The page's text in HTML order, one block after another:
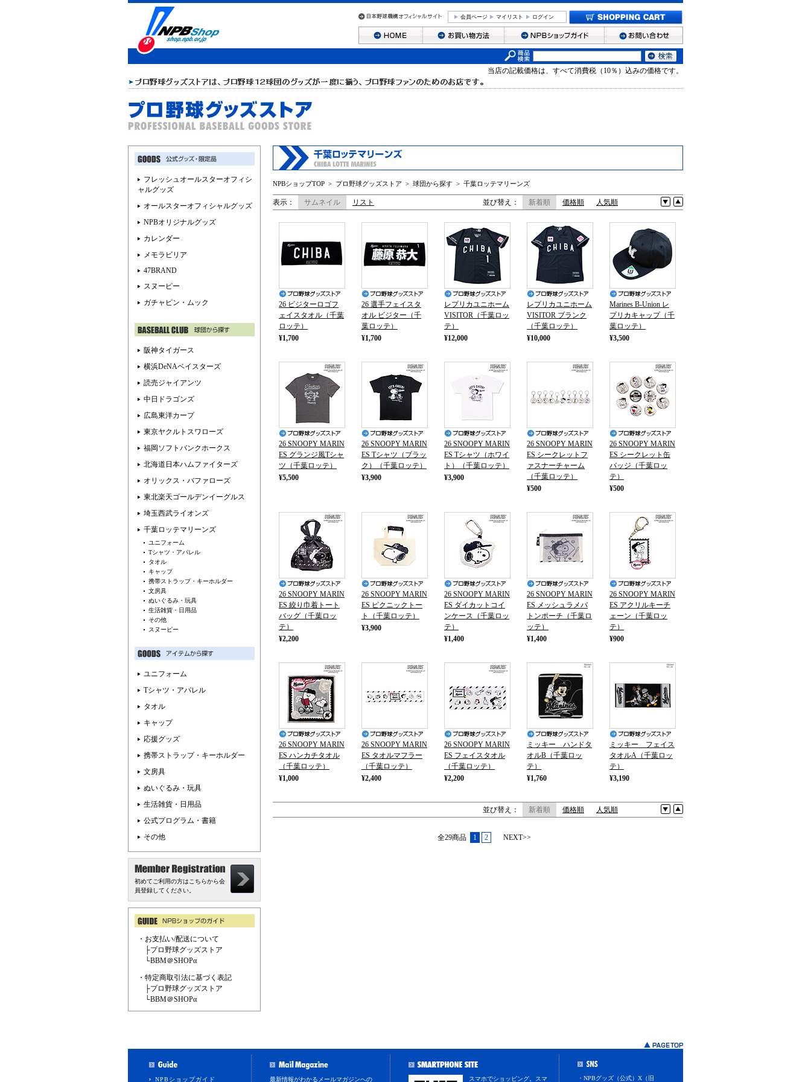
会員ページ マイリスト ログイン
当店の記載価格は、すべて消費税（10％）込みの価格です。
NPBショップTOP > プロ野球グッズストア > 球団から探す > 千葉ロッテマリーンズ
表示： サムネイル リスト 並び替え： 新着順 価格順 人気順
26 ビジターロゴフ
ェイスタオル（千葉
ロッテ）
¥1,700
26 選手フェイスタ
オル ビジター（千
葉ロッテ）
¥1,700
レプリカユニホーム
VISITOR（千葉ロッ
テ）
¥12,000
レプリカユニホーム
VISITOR ブランク
（千葉ロッテ）
¥10,000
Marines B-Union レ
プリカキャップ（千
葉ロッテ）
¥3,500
26 SNOOPY MARIN
ES グランジ風Tシャ
ツ（千葉ロッテ）
¥5,500
26 SNOOPY MARIN
ES Tシャツ（ブラッ
ク）（千葉ロッテ）
¥3,900
26 SNOOPY MARIN
ES Tシャツ（ホワイ
ト）（千葉ロッテ）
¥3,900
26 SNOOPY MARIN
ES シークレットフ
ァスナーチャーム
（千葉ロッテ）
¥500
26 SNOOPY MARIN
ES シークレット缶
バッジ（千葉ロッ
テ）
¥500
26 SNOOPY MARIN
ES 絞り巾着トート
バッグ（千葉ロッ
テ）
¥2,200
26 SNOOPY MARIN
ES ピクニックトー
ト（千葉ロッテ）
¥3,900
26 SNOOPY MARIN
ES ダイカットコイ
ンケース（千葉ロッ
テ）
¥1,400
26 SNOOPY MARIN
ES メッシュラメバ
トンポーチ（千葉ロ
ッテ）
¥1,400
26 SNOOPY MARIN
ES アクリルキーチ
ェーン（千葉ロッ
テ）
¥900
26 SNOOPY MARIN
ES ハンカチタオル
（千葉ロッテ）
¥1,000
26 SNOOPY MARIN
ES タオルマフラー
（千葉ロッテ）
¥2,400
26 SNOOPY MARIN
ES フェイスタオル
（千葉ロッテ）
¥2,200
ミッキー ハンドタ
オルB（千葉ロッ
テ）
¥1,760
ミッキー フェイス
タオルA（千葉ロッ
テ）
¥3,190
並び替え： 新着順 価格順 人気順
全29商品 1 2 NEXT>>
フレッシュオールスターオフィシ
ャルグッズ
オールスターオフィシャルグッズ
NPBオリジナルグッズ
カレンダー
メモラビリア
47BRAND
スヌーピー
ガチャピン・ムック
阪神タイガース
横浜DeNAベイスターズ
読売ジャイアンツ
中日ドラゴンズ
広島東洋カープ
東京ヤクルトスワローズ
福岡ソフトバンクホークス
北海道日本ハムファイターズ
オリックス・バファローズ
東北楽天ゴールデンイーグルス
埼玉西武ライオンズ
千葉ロッテマリーンズ
ユニフォーム
Tシャツ・アパレル
タオル
キャップ
携帯ストラップ・キーホルダー
文房具
ぬいぐるみ・玩具
生活雑貨・日用品
その他
スヌーピー
ユニフォーム
Tシャツ・アパレル
タオル
キャップ
応援グッズ
携帯ストラップ・キーホルダー
文房具
ぬいぐるみ・玩具
生活雑貨・日用品
公式プログラム・書籍
その他
初めてご利用の方はこちらから会
員登録してください。
・お支払い/配送について
├プロ野球グッズストア
└BBM＠SHOPα
・特定商取引法に基づく表記
├プロ野球グッズストア
└BBM＠SHOPα
NPBショップガイド 最新情報がわかるメールマガジンへの スマホでショッピング。スマ ・NPBグッズ（公式）X（旧